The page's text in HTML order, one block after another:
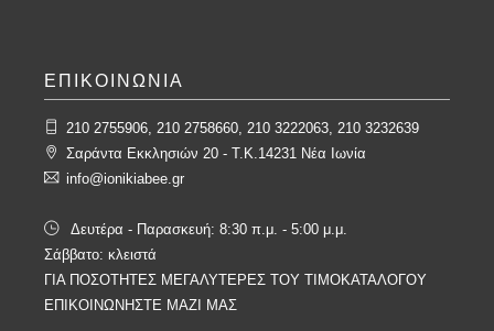
ΕΠΙΚΟΙΝΩΝΙΑ
210 2755906, 210 2758660, 210 3222063, 210 3232639
Σαράντα Εκκλησιών 20 - T.K.14231 Νέα Ιωνία
info@ionikiabee.gr
Δευτέρα - Παρασκευή: 8:30 π.μ. - 5:00 μ.μ.
Σάββατο: κλειστά
ΓΙΑ ΠΟΣΟΤΗΤΕΣ ΜΕΓΑΛΥΤΕΡΕΣ ΤΟΥ ΤΙΜΟΚΑΤΑΛΟΓΟΥ
ΕΠΙΚΟΙΝΩΝΗΣΤΕ ΜΑΖΙ ΜΑΣ